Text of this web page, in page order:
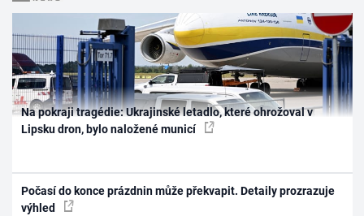
Na pokraji tragédie: Ukrajinské letadlo, které ohrožoval v
Lipsku dron, bylo naložené municí
Počasí do konce prázdnin může překvapit. Detaily prozrazuje
výhled